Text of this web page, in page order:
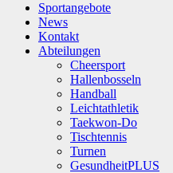
Sportangebote
News
Kontakt
Abteilungen
Cheersport
Hallenbosseln
Handball
Leichtathletik
Taekwon-Do
Tischtennis
Turnen
GesundheitPLUS